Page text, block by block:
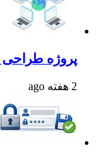
پروژه طراحی
2 هفته ago